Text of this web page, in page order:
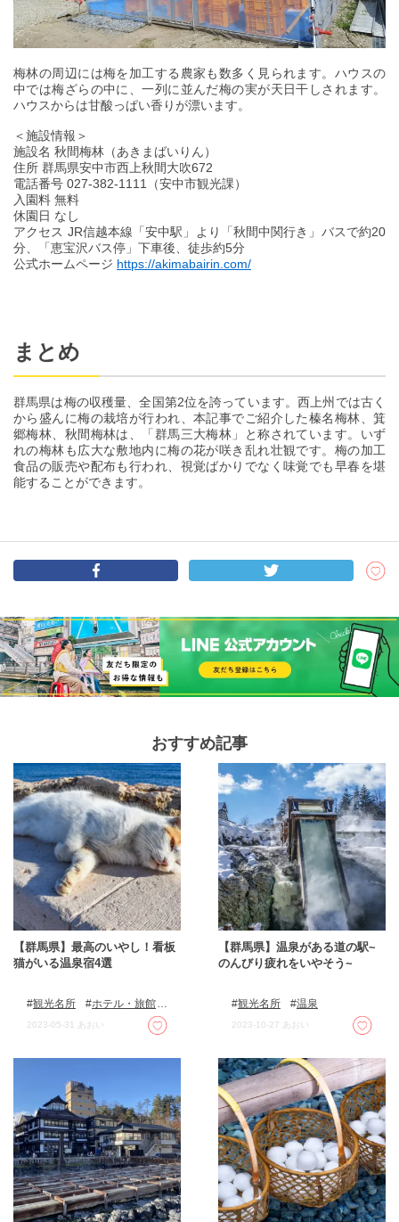
梅林の周辺には梅を加工する農家も数多く見られます。ハウスの
中では梅ざらの中に、一列に並んだ梅の実が天日干しされます。
ハウスからは甘酸っぱい香りが漂います。
＜施設情報＞
施設名 秋間梅林（あきまばいりん）
住所 群馬県安中市西上秋間大吹672
電話番号 027-382-1111（安中市観光課）
入園料 無料
休園日 なし
アクセス JR信越本線「安中駅」より「秋間中関行き」バスで約20
分、「恵宝沢バス停」下車後、徒歩約5分
公式ホームページ https://akimabairin.com/
まとめ
群馬県は梅の収穫量、全国第2位を誇っています。西上州では古く
から盛んに梅の栽培が行われ、本記事でご紹介した榛名梅林、箕
郷梅林、秋間梅林は、「群馬三大梅林」と称されています。いず
れの梅林も広大な敷地内に梅の花が咲き乱れ壮観です。梅の加工
食品の販売や配布も行われ、視覚ばかりでなく味覚でも早春を堪
能することができます。
おすすめ記事
【群馬県】最高のいやし！看板
猫がいる温泉宿4選
観光名所
ホテル・旅館
2023-05-31 あおい
【群馬県】温泉がある道の駅~
のんびり疲れをいやそう~
観光名所 温泉
2023-10-27 あおい